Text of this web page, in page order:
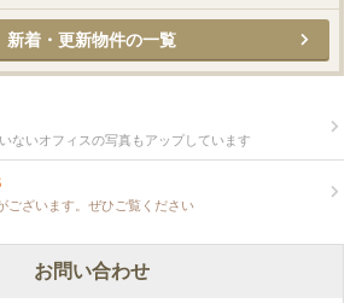
新着・更新物件の一覧
ないオフィスの写真もアップしています
ございます。ぜひご覧ください
お問い合わせ